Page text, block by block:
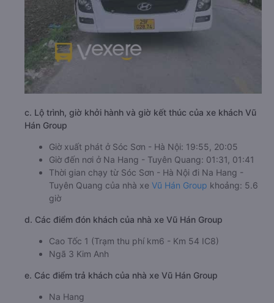
c. Lộ trình, giờ khởi hành và giờ kết thúc của xe khách Vũ
Hán Group
Giờ xuất phát ở Sóc Sơn - Hà Nội: 19:55, 20:05
Giờ đến nơi ở Na Hang - Tuyên Quang: 01:31, 01:41
Thời gian chạy từ Sóc Sơn - Hà Nội đi Na Hang -
Tuyên Quang của nhà xe Vũ Hán Group khoảng: 5.6
giờ
d. Các điểm đón khách của nhà xe Vũ Hán Group
Cao Tốc 1 (Trạm thu phí km6 - Km 54 IC8)
Ngã 3 Kim Anh
e. Các điểm trả khách của nhà xe Vũ Hán Group
Na Hang